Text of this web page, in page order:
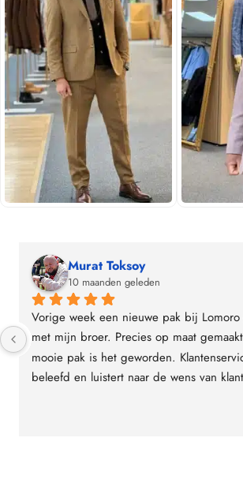
Murat Toksoy
10 maanden geleden
Vorige week een nieuwe pak bij Lomoro
met mijn broer. Precies op maat
mooie pak is het geworden.
beleefd en luistert naar de wens van